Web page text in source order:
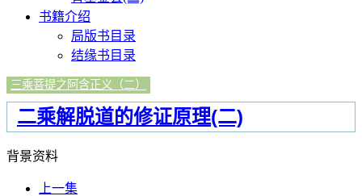
书籍介绍
局版书目录
结缘书目录
三乘菩提之阿含正义（二）
二乘解脱道的修证原理(二)
背景资料
上一集